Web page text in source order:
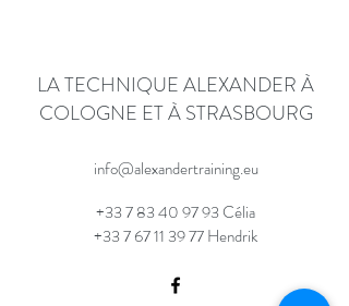
LA TECHNIQUE ALEXANDER À
COLOGNE ET À STRASBOURG
info@alexandertraining.eu
+33 7 83 40 97 93Célia
+33 7 67 11 39 77 Hendrik